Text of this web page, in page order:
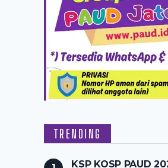
TRENDING
KSP KOSP PAUD